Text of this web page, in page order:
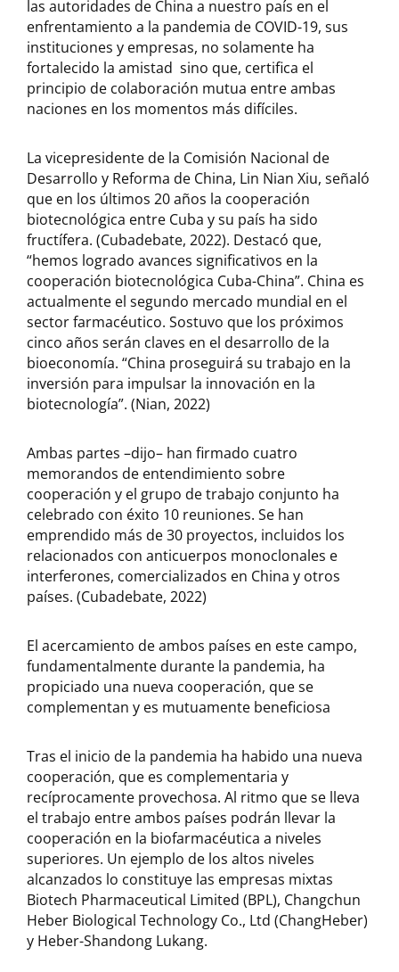
las autoridades de China a nuestro país en el
enfrentamiento a la pandemia de COVID-19, sus
instituciones y empresas, no solamente ha
fortalecido la amistad sino que, certifica el
principio de colaboración mutua entre ambas
naciones en los momentos más difíciles.
La vicepresidente de la Comisión Nacional de
Desarrollo y Reforma de China, Lin Nian Xiu, señaló
que en los últimos 20 años la cooperación
biotecnológica entre Cuba y su país ha sido
fructífera. (Cubadebate, 2022). Destacó que,
“hemos logrado avances significativos en la
cooperación biotecnológica Cuba-China”. China es
actualmente el segundo mercado mundial en el
sector farmacéutico. Sostuvo que los próximos
cinco años serán claves en el desarrollo de la
bioeconomía. “China proseguirá su trabajo en la
inversión para impulsar la innovación en la
biotecnología”. (Nian, 2022)
Ambas partes –dijo– han firmado cuatro
memorandos de entendimiento sobre
cooperación y el grupo de trabajo conjunto ha
celebrado con éxito 10 reuniones. Se han
emprendido más de 30 proyectos, incluidos los
relacionados con anticuerpos monoclonales e
interferones, comercializados en China y otros
países. (Cubadebate, 2022)
El acercamiento de ambos países en este campo,
fundamentalmente durante la pandemia, ha
propiciado una nueva cooperación, que se
complementan y es mutuamente beneficiosa
Tras el inicio de la pandemia ha habido una nueva
cooperación, que es complementaria y
recíprocamente provechosa. Al ritmo que se lleva
el trabajo entre ambos países podrán llevar la
cooperación en la biofarmacéutica a niveles
superiores. Un ejemplo de los altos niveles
alcanzados lo constituye las empresas mixtas
Biotech Pharmaceutical Limited (BPL), Changchun
Heber Biological Technology Co., Ltd (ChangHeber)
y Heber-Shandong Lukang.